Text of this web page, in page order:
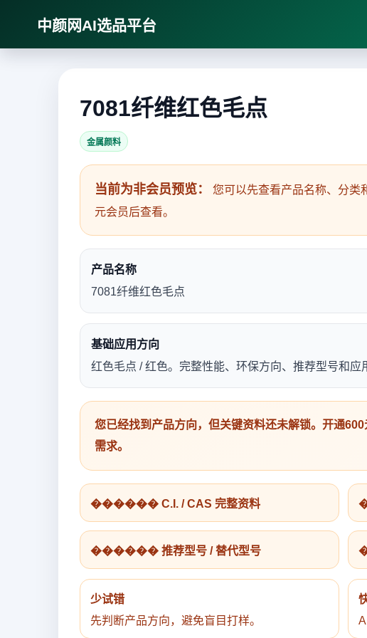
中颜网AI选品平台
7081纤维红色毛点
金属颜料
当前为非会员预览：
您可以先查看产品名称、分类
元会员后查看。
产品名称
7081纤维红色毛点
基础应用方向
红色毛点 / 红色。完整性能、环保方向、推荐型号和应
您已经找到产品方向，但关键资料还未解锁。开通
需求。
������ C.I. / CAS 完整资料
������ 推荐型号 / 替代型号
少试错
先判断产品方向，避免盲目打样。